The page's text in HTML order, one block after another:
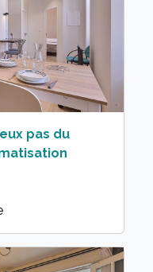
pas du